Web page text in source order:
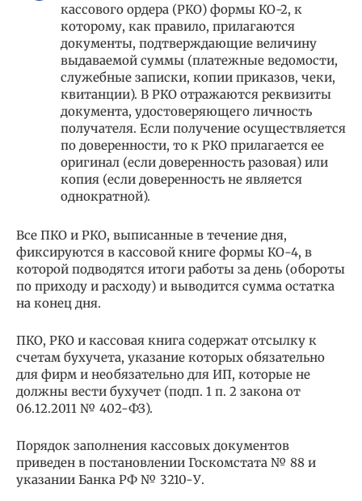
кассового ордера (РКО) формы КО-2, к
которому, как правило, прилагаются
документы, подтверждающие величину
выдаваемой суммы (платежные ведомости,
служебные записки, копии приказов, чеки,
квитанции). В РКО отражаются реквизиты
документа, удостоверяющего личность
получателя. Если получение осуществляется
по доверенности, то к РКО прилагается ее
оригинал (если доверенность разовая) или
копия (если доверенность не является
однократной).
Все ПКО и РКО, выписанные в течение дня,
фиксируются в кассовой книге формы КО-4, в
которой подводятся итоги работы за день (обороты
по приходу и расходу) и выводится сумма остатка
на конец дня.
ПКО, РКО и кассовая книга содержат отсылку к
счетам бухучета, указание которых обязательно
для фирм и необязательно для ИП, которые не
должны вести бухучет (подп. 1 п. 2 закона от
06.12.2011 № 402-ФЗ).
Порядок заполнения кассовых документов
приведен в постановлении Госкомстата № 88 и
указании Банка РФ № 3210-У.